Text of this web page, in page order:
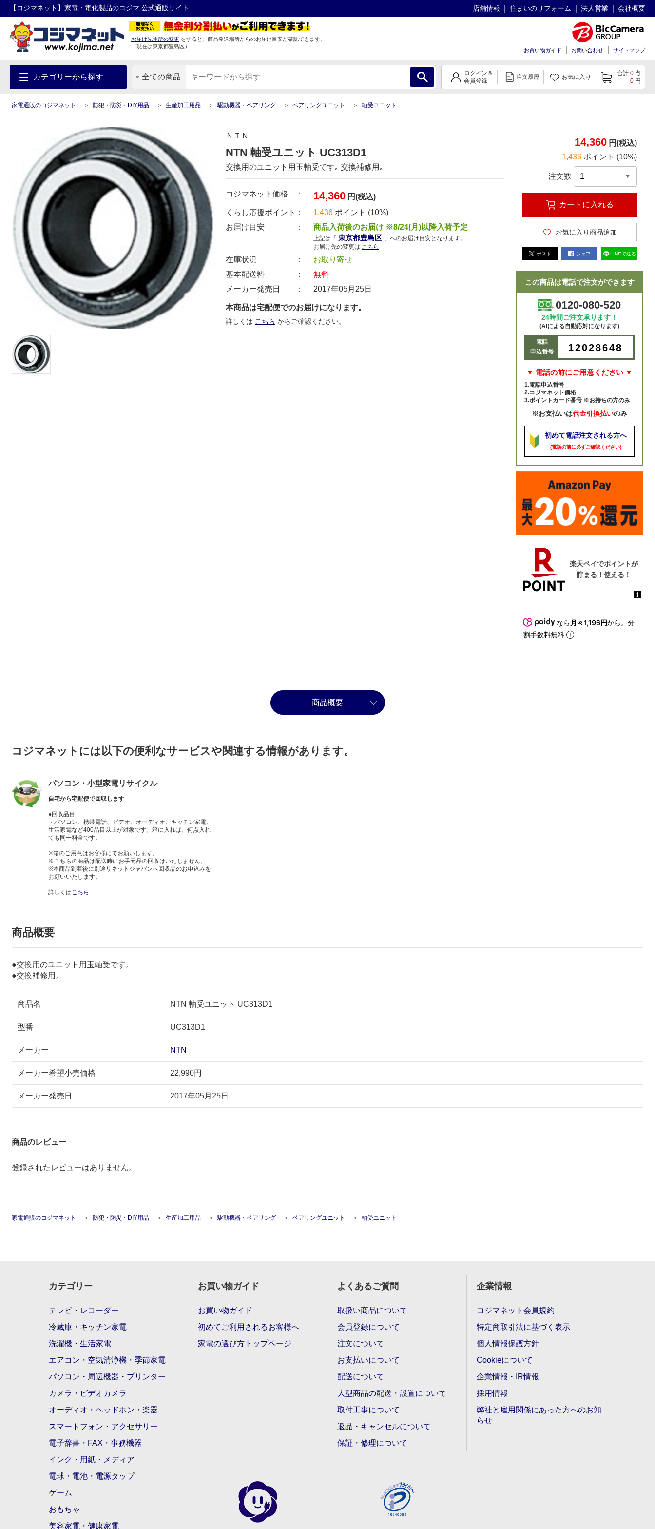
【コジマネット】家電・電化製品のコジマ 公式通販サイト 店舗情報 住まいのリフォーム 法人営業 会社概要
お届け先住所の変更 をすると、商品発送場所からのお届け目安が確認できます。
（現在は東京都豊島区）
お買い物ガイド お問い合わせ サイトマップ
カテゴリーから探す 全ての商品
ログイン＆
会員登録
注文履歴 お気に入り
合計 0 点
0 円
家電通販のコジマネット 防犯・防災・DIY用品 生産加工用品 駆動機器・ベアリング ベアリングユニット 軸受ユニット
ＮＴＮ
NTN 軸受ユニット UC313D1
交換用のユニット用玉軸受です｡ 交換補修用｡
コジマネット価格 ： 14,360 円(税込)
くらし応援ポイント：
1,436 ポイント (10%)
お届け目安 ：
商品入荷後のお届け ※8/24(月)以降入荷予定
上記は「 東京都豊島区 」へのお届け目安となります。
お届け先の変更は こちら
在庫状況 ：
お取り寄せ
基本配送料 ：
無料
メーカー発売日 ：
2017年05月25日
本商品は宅配便でのお届けになります。
詳しくは こちら からご確認ください。
14,360 円(税込)
1,436 ポイント (10%)
注文数
カートに入れる
お気に入り商品追加
ポスト シェア LINEで送る
この商品は電話で注文ができます
0120-080-520
24時間ご注文承ります！
(AIによる自動応対になります)
電話
申込番号
12028648
▼ 電話の前にご用意ください ▼
1.電話申込番号
2.コジマネット価格
3.ポイントカード番号 ※お持ちの方のみ
※お支払いは代金引換払いのみ
初めて電話注文される方へ
(電話の前に必ずご確認ください)
なら 月々1,196円から。分
割手数料無料
商品概要
コジマネットには以下の便利なサービスや関連する情報があります。
パソコン・小型家電リサイクル
自宅から宅配便で回収します
●回収品目
・パソコン、携帯電話、ビデオ、オーディオ、キッチン家電、
生活家電など400品目以上が対象です。箱に入れば、何点入れ
ても同一料金です。
※箱のご用意はお客様にてお願いします。
※こちらの商品は配送時にお手元品の回収はいたしません。
※本商品到着後に別途リネットジャパンへ回収品のお申込みを
お願いいたします。
詳しくはこちら
商品概要
●交換用のユニット用玉軸受です。
●交換補修用。
商品名 NTN 軸受ユニット UC313D1
型番 UC313D1
メーカー NTN
メーカー希望小売価格 22,990円
メーカー発売日 2017年05月25日
商品のレビュー
登録されたレビューはありません。
家電通販のコジマネット 防犯・防災・DIY用品 生産加工用品 駆動機器・ベアリング ベアリングユニット 軸受ユニット
カテゴリー
テレビ・レコーダー
冷蔵庫・キッチン家電
洗濯機・生活家電
エアコン・空気清浄機・季節家電
パソコン・周辺機器・プリンター
カメラ・ビデオカメラ
オーディオ・ヘッドホン・楽器
スマートフォン・アクセサリー
電子辞書・FAX・事務機器
インク・用紙・メディア
電球・電池・電源タップ
ゲーム
おもちゃ
美容家電・健康家電
お買い物ガイド
お買い物ガイド
初めてご利用されるお客様へ
家電の選び方トップページ
よくあるご質問
取扱い商品について
会員登録について
注文について
お支払いについて
配送について
大型商品の配送・設置について
取付工事について
返品・キャンセルについて
保証・修理について
企業情報
コジマネット会員規約
特定商取引法に基づく表示
個人情報保護方針
Cookieについて
企業情報・IR情報
採用情報
弊社と雇用関係にあった方へのお知
らせ